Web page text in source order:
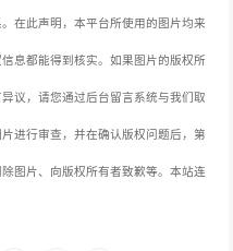
在此声明，本平台所使用的图片均来
息都能得到核实。如果图片的版权所
议，请您通过后台留言系统与我们取
进行审查，并在确认版权问题后，第
图片、向版权所有者致歉等。本站连